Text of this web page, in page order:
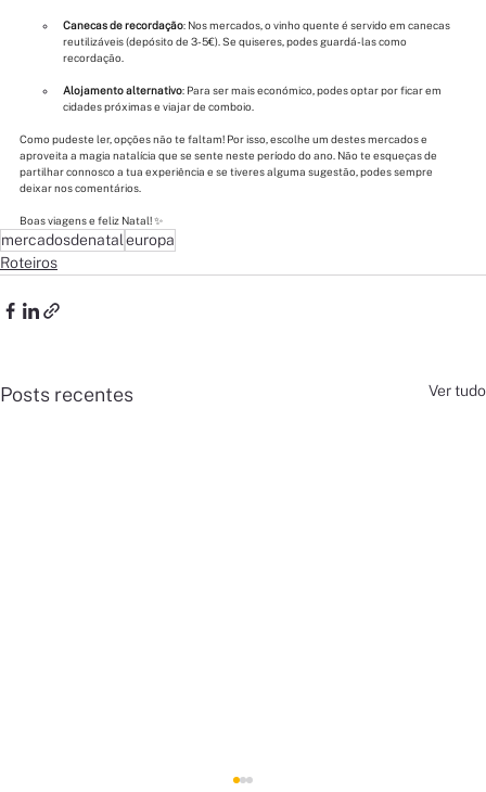
Canecas de recordação: Nos mercados, o vinho quente é servido em canecas
reutilizáveis (depósito de 3-5€). Se quiseres, podes guardá-las como
recordação.
Alojamento alternativo: Para ser mais económico, podes optar por ficar em
cidades próximas e viajar de comboio.
Como pudeste ler, opções não te faltam! Por isso, escolhe um destes mercados e
aproveita a magia natalícia que se sente neste período do ano. Não te esqueças de
partilhar connosco a tua experiência e se tiveres alguma sugestão, podes sempre
deixar nos comentários.
Boas viagens e feliz Natal! ✨
mercadosdenataleuropa
Roteiros
Posts recentes Ver tudo